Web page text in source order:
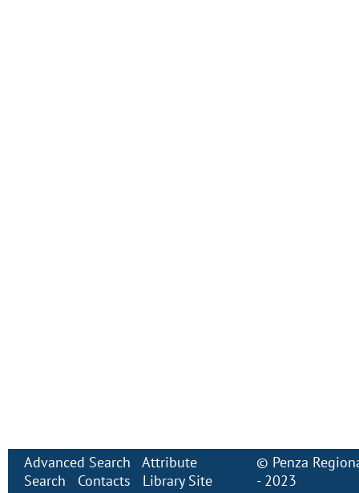
Advanced Search
Attribute
Search
Contacts
Library Site
© Penza
- 2023